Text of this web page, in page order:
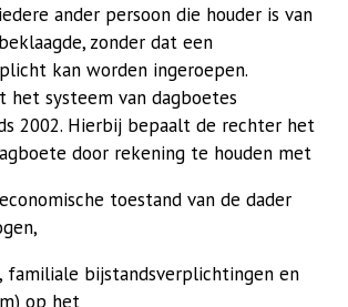
ander persoon die houder is van
zonder dat een
kan worden ingeroepen.
het systeem van dagboetes
2002. Hierbij bepaalt de rechter het
door rekening te houden met
toestand van de dader
familiale bijstandsverplichtingen en
op het